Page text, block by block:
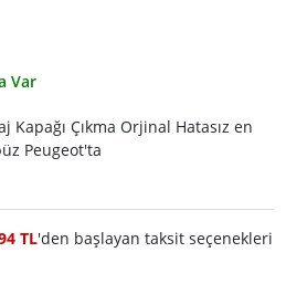
Var
Kapağı Çıkma Orjinal Hatasız en
Peugeot'ta
TL'den başlayan taksit seçenekleri